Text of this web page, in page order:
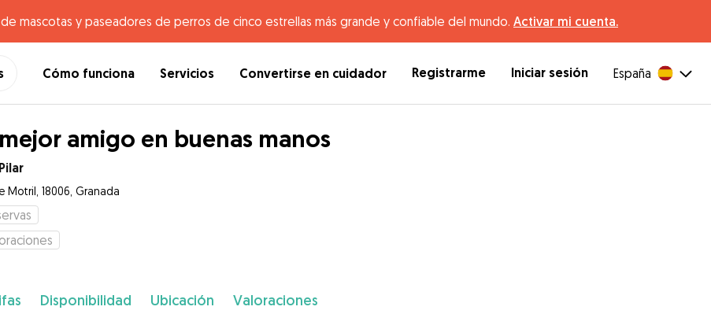
mascotas y paseadores de perros de cinco estrellas más grande y confiable del mundo. Activar mi cuenta.
Cómo funciona Servicios Convertirse en cuidador Registrarme Iniciar sesión España
amigo en buenas manos
Motril, 18006, Granada
Disponibilidad Ubicación Valoraciones